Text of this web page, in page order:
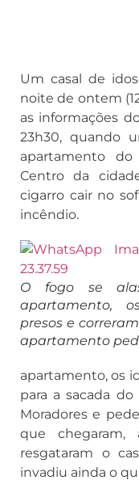
Um casal de
noite de ontem
as informações
23h30, quando
apartamento
Centro da
cigarro cair no
incêndio.
O fogo se
apartamento,
presos e
apartamento
apartamento, os
para a sacada
Moradores e
que chegaram,
resgataram o
invadiu ainda o